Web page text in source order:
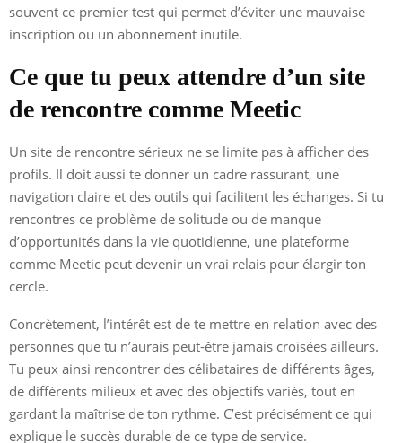
souvent ce premier test qui permet d’éviter une mauvaise
inscription ou un abonnement inutile.
Ce que tu peux attendre d’un site
de rencontre comme Meetic
Un site de rencontre sérieux ne se limite pas à afficher des
profils. Il doit aussi te donner un cadre rassurant, une
navigation claire et des outils qui facilitent les échanges. Si tu
rencontres ce problème de solitude ou de manque
d’opportunités dans la vie quotidienne, une plateforme
comme Meetic peut devenir un vrai relais pour élargir ton
cercle.
Concrètement, l’intérêt est de te mettre en relation avec des
personnes que tu n’aurais peut-être jamais croisées ailleurs.
Tu peux ainsi rencontrer des célibataires de différents âges,
de différents milieux et avec des objectifs variés, tout en
gardant la maîtrise de ton rythme. C’est précisément ce qui
explique le succès durable de ce type de service.